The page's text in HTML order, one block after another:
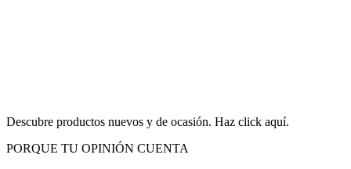
Descubre productos nuevos y de ocasión. Haz click aquí.
PORQUE TU OPINIÓN CUENTA